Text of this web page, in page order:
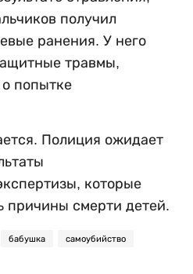
получил
ранения. У него
травмы,
попытке
Полиция ожидает
которые
причины смерти детей.
бабушка самоубийство